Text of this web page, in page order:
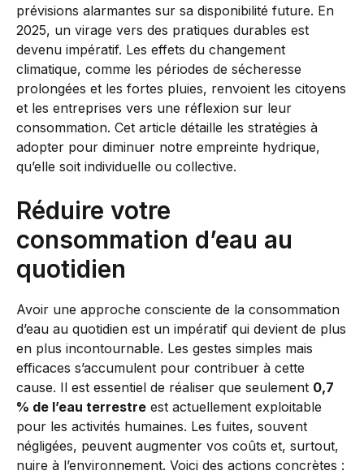
prévisions alarmantes sur sa disponibilité future. En
2025, un virage vers des pratiques durables est
devenu impératif. Les effets du changement
climatique, comme les périodes de sécheresse
prolongées et les fortes pluies, renvoient les citoyens
et les entreprises vers une réflexion sur leur
consommation. Cet article détaille les stratégies à
adopter pour diminuer notre empreinte hydrique,
qu’elle soit individuelle ou collective.
Réduire votre
consommation d’eau au
quotidien
Avoir une approche consciente de la consommation
d’eau au quotidien est un impératif qui devient de plus
en plus incontournable. Les gestes simples mais
efficaces s’accumulent pour contribuer à cette
cause. Il est essentiel de réaliser que seulement 0,7
% de l’eau terrestre est actuellement exploitable
pour les activités humaines. Les fuites, souvent
négligées, peuvent augmenter vos coûts et, surtout,
nuire à l’environnement. Voici des actions concrètes :